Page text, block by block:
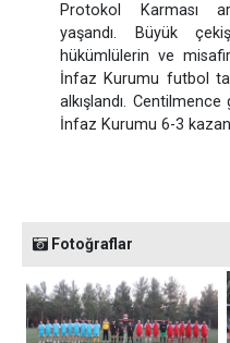
Protokol Karması
yaşandı. Büyük
hükümlülerin ve
İnfaz Kurumu futbol
alkışlandı.
İnfaz Kurumu 6-3
Fotoğraflar